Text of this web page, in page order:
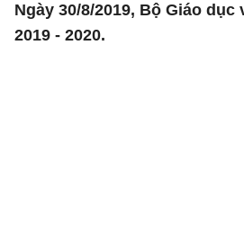
Ngày 30/8/2019, Bộ Giáo
2019 - 2020.